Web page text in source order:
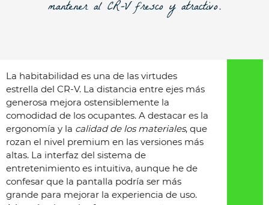
mantener al CR-V fresco y atractivo.
La habitabilidad es una de las virtudes
estrella del CR-V. La distancia entre ejes más
generosa mejora ostensiblemente la
comodidad de los ocupantes. A destacar es la
ergonomía y la calidad de los materiales, que
rozan el nivel premium en las versiones más
altas. La interfaz del sistema de
entretenimiento es intuitiva, aunque he de
confesar que la pantalla podría ser más
grande para mejorar la experiencia de uso.